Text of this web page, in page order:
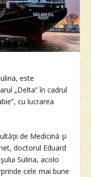
este
„Delta” în cadrul
cu lucrarea
de Medicină şi
doctorul Eduard
Sulina, acolo
cele mai bune